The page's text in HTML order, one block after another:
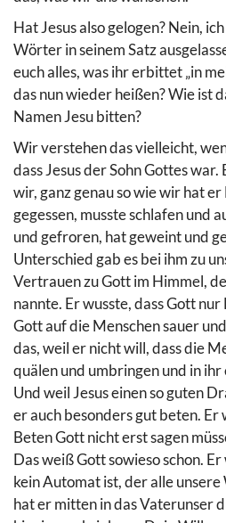
Hat Jesus also gelogen? Nein,
Wörter in seinem Satz
euch alles, was ihr erbittet „in
das nun wieder heißen? Wie ist
Namen Jesu bitten?
Wir verstehen das vielleicht,
dass Jesus der Sohn Gottes
wir, ganz genau so wie wir hat
gegessen, musste schlafen und
und gefroren, hat geweint und
Unterschied gab es bei ihm zu
Vertrauen zu Gott im Himmel,
nannte. Er wusste, dass Gott
Gott auf die Menschen sauer
das, weil er nicht will, dass die
quälen und umbringen und in ihr
Und weil Jesus einen so guten
er auch besonders gut beten. Er
Beten Gott nicht erst sagen
Das weiß Gott sowieso schon.
kein Automat ist, der alle
hat er mitten in das Vaterunser